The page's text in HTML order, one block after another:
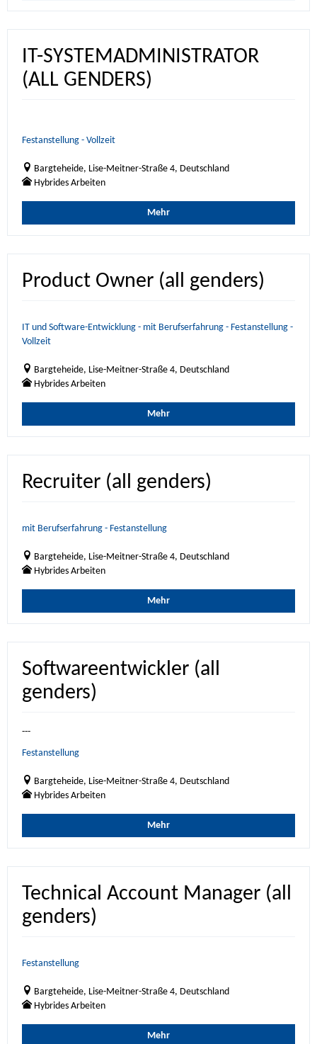
IT-SYSTEMADMINISTRATOR
(ALL GENDERS)
Festanstellung - Vollzeit
Bargteheide, Lise-Meitner-Straße 4, Deutschland
Hybrides Arbeiten
Mehr
Product Owner (all genders)
IT und Software-Entwicklung - mit Berufserfahrung - Festanstellung -
Vollzeit
Bargteheide, Lise-Meitner-Straße 4, Deutschland
Hybrides Arbeiten
Mehr
Recruiter (all genders)
mit Berufserfahrung - Festanstellung
Bargteheide, Lise-Meitner-Straße 4, Deutschland
Hybrides Arbeiten
Mehr
Softwareentwickler (all
genders)
---
Festanstellung
Bargteheide, Lise-Meitner-Straße 4, Deutschland
Hybrides Arbeiten
Mehr
Technical Account Manager (all
genders)
Festanstellung
Bargteheide, Lise-Meitner-Straße 4, Deutschland
Hybrides Arbeiten
Mehr